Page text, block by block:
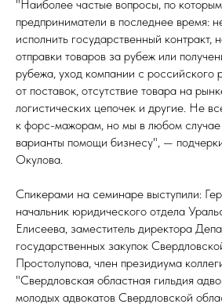
"Наиболее частые вопросы, по
предприниматели в последнее время:
исполнить государственный контракт,
отправки товаров за рубеж или
рубежа, уход компании с российского
от поставок, отсутствие товара на
логистических цепочек и другие. Не
к форс-мажорам, но мы в любом
варианты помощи бизнесу", —
Окулова.
Спикерами на семинаре выступили:
начальник юридического отдела
Елисеева, заместитель директора
государственных закупок
Простолупова, член президиума
"Свердловская областная гильдия
молодых адвокатов Свердловской